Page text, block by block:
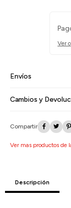
Ver
Envíos
Cambios y
  
Ver mas productos de
Descripción